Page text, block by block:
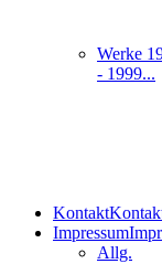
Werke
- 1999...
Kontakt
Impressum
Allg.